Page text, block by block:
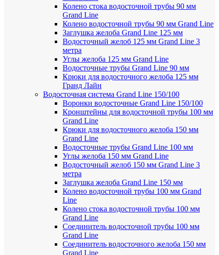
Колено стока водосточной трубы 90 мм
Grand Line
Колено водосточной трубы 90 мм Grand Line
Заглушка желоба Grand Line 125 мм
Водосточный желоб 125 мм Grand Line 3
метра
Углы желоба 125 мм Grand Line
Водосточные трубы Grand Line 90 мм
Крюки для водосточного желоба 125 мм
Гранд Лайн
Водосточная система Grand Line 150/100
Воронки водосточные Grand Line 150/100
Кронштейны для водосточной трубы 100 мм
Grand Line
Крюки для водосточного желоба 150 мм
Grand Line
Водосточные трубы Grand Line 100 мм
Углы желоба 150 мм Grand Line
Водосточный желоб 150 мм Grand Line 3
метра
Заглушка желоба Grand Line 150 мм
Колено водосточной трубы 100 мм Grand
Line
Колено стока водосточной трубы 100 мм
Grand Line
Соединитель водосточной трубы 100 мм
Grand Line
Соединитель водосточного желоба 150 мм
Grand Line